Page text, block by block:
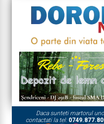
Daca sunteti martorul
contactati la tel: